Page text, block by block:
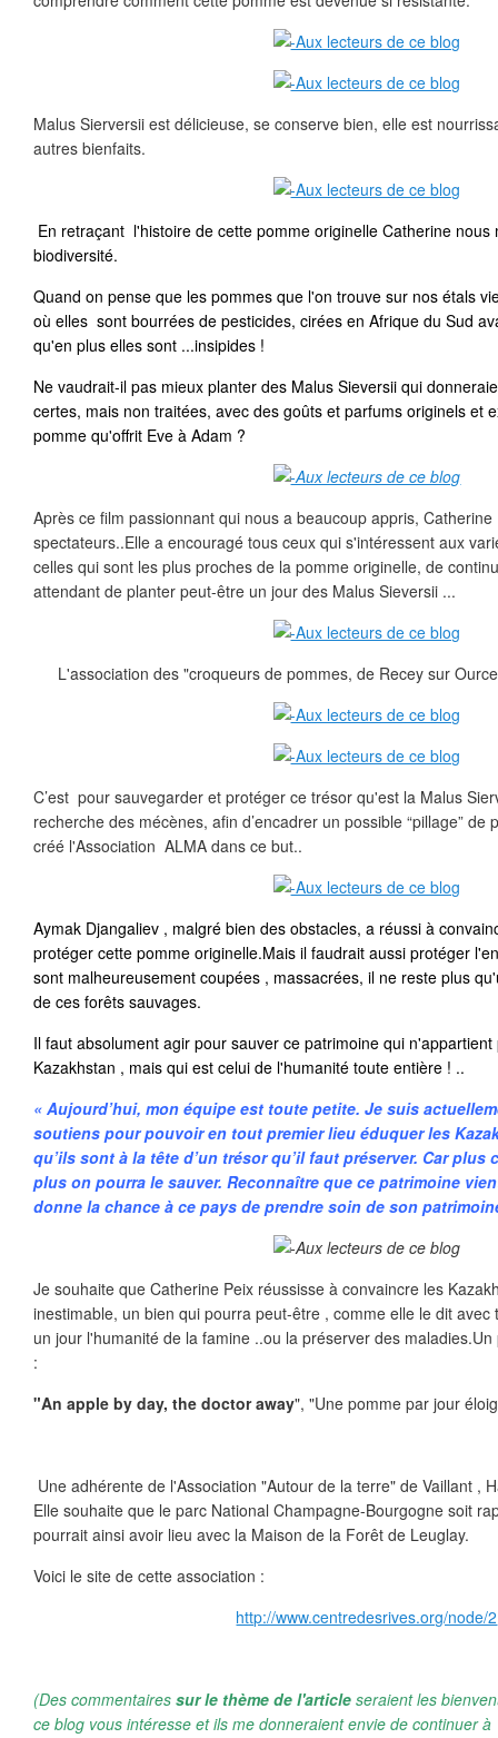
Malus Sierversii est délicieuse, se conserve bien, elle est
autres bienfaits.
En retraçant l'histoire de cette pomme originelle Catherine nous
biodiversité.
Quand on pense que les pommes que l'on trouve sur nos étals
où elles sont bourrées de pesticides, cirées en Afrique du Sud
qu'en plus elles sont ...insipides !
Ne vaudrait-il pas mieux planter des Malus Sieversii qui
certes, mais non traitées, avec des goûts et parfums originels et
pomme qu'offrit Eve à Adam ?
Après ce film passionnant qui nous a beaucoup appris,
spectateurs..Elle a encouragé tous ceux qui s'intéressent aux
celles qui sont les plus proches de la pomme originelle, de
attendant de planter peut-être un jour des Malus Sieversii ...
L'association des "croqueurs de pommes, de Recey sur
C’est pour sauvegarder et protéger ce trésor qu'est la Malus
recherche des mécènes, afin d’encadrer un possible “pillage” de
créé l'Association ALMA dans ce but..
Aymak Djangaliev , malgré bien des obstacles, a réussi à
protéger cette pomme originelle.Mais il faudrait aussi protéger
sont malheureusement coupées , massacrées, il ne reste plus
de ces forêts sauvages.
Il faut absolument agir pour sauver ce patrimoine qui
Kazakhstan , mais qui est celui de l'humanité toute entière ! ..
« Aujourd’hui, mon équipe est toute petite. Je suis
soutiens pour pouvoir en tout premier lieu éduquer les
qu’ils sont à la tête d’un trésor qu’il faut préserver. Car plus
plus on pourra le sauver. Reconnaître que ce patrimoine
donne la chance à ce pays de prendre soin de son
Je souhaite que Catherine Peix réussisse à convaincre les
inestimable, un bien qui pourra peut-être , comme elle le dit
un jour l'humanité de la famine ..ou la préserver des
:
"An apple by day, the doctor away", "Une pomme par jour
Une adhérente de l'Association "Autour de la terre" de Vaillant ,
Elle souhaite que le parc National Champagne-Bourgogne soit
pourrait ainsi avoir lieu avec la Maison de la Forêt de Leuglay.
Voici le site de cette association :
http://www.centredesrives.org/node/2
(Des commentaires sur le thème de l'article seraient les
ce blog vous intéresse et ils me donneraient envie de continuer